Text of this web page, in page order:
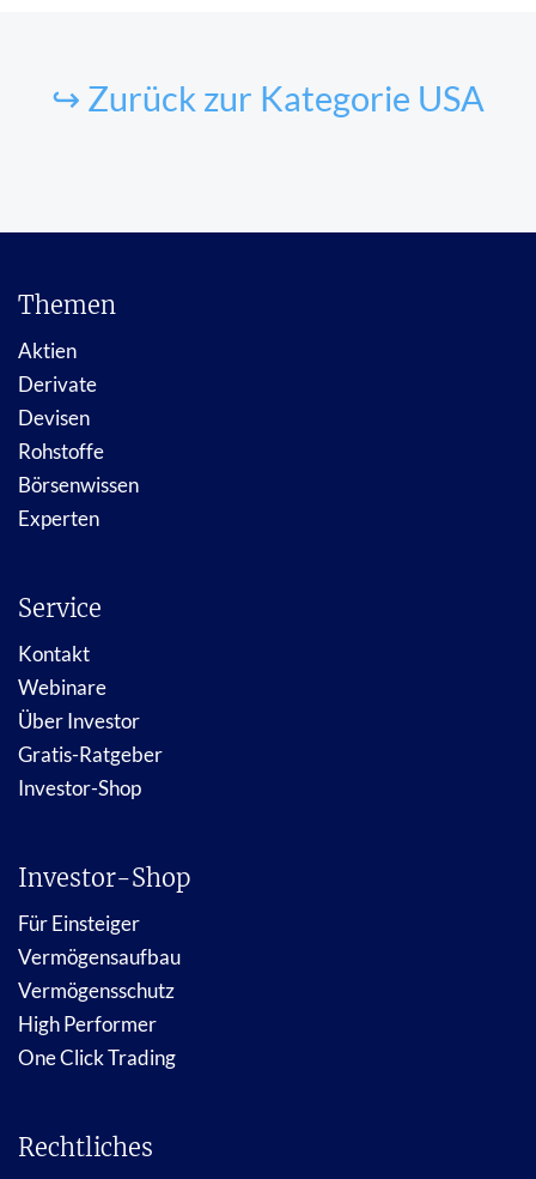
↪ Zurück zur Kategorie USA
Themen
Aktien
Derivate
Devisen
Rohstoffe
Börsenwissen
Experten
Service
Kontakt
Webinare
Über Investor
Gratis-Ratgeber
Investor-Shop
Investor-Shop
Für Einsteiger
Vermögensaufbau
Vermögensschutz
High Performer
One Click Trading
Rechtliches